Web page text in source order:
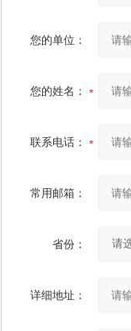
您的单位：
您的姓名：
联系电话：
常用邮箱：
省份：
详细地址：